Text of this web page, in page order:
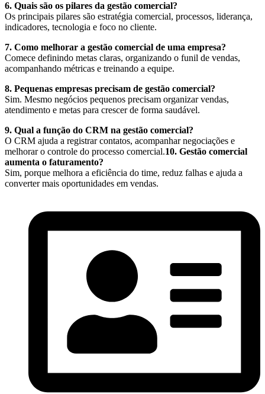
6. Quais são os pilares da gestão comercial?
Os principais pilares são estratégia comercial, processos, liderança,
indicadores, tecnologia e foco no cliente.
7. Como melhorar a gestão comercial de uma empresa?
Comece definindo metas claras, organizando o funil de vendas,
acompanhando métricas e treinando a equipe.
8. Pequenas empresas precisam de gestão comercial?
Sim. Mesmo negócios pequenos precisam organizar vendas,
atendimento e metas para crescer de forma saudável.
9. Qual a função do CRM na gestão comercial?
O CRM ajuda a registrar contatos, acompanhar negociações e
melhorar o controle do processo comercial.10. Gestão comercial
aumenta o faturamento?
Sim, porque melhora a eficiência do time, reduz falhas e ajuda a
converter mais oportunidades em vendas.